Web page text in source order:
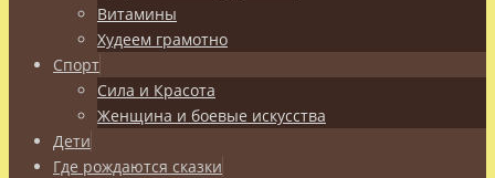
Витамины
Худеем грамотно
Спорт
Сила и Красота
Женщина и боевые искусства
Дети
Где рождаются сказки